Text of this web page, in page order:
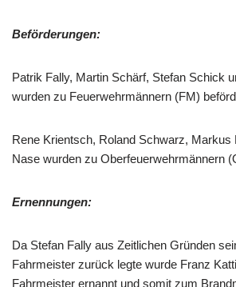
Beförderungen:
Patrik Fally, Martin Schärf, Stefan Schick
wurden zu Feuerwehrmännern (FM)
Rene Krientsch, Roland Schwarz, Markus
Nase wurden zu Oberfeuerwehrmännern
Ernennungen:
Da Stefan Fally aus Zeitlichen Gründen
Fahrmeister zurück legte wurde Franz
Fahrmeister ernannt und somit zum